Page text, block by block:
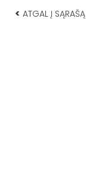
< ATGAL Į SĄRAŠĄ